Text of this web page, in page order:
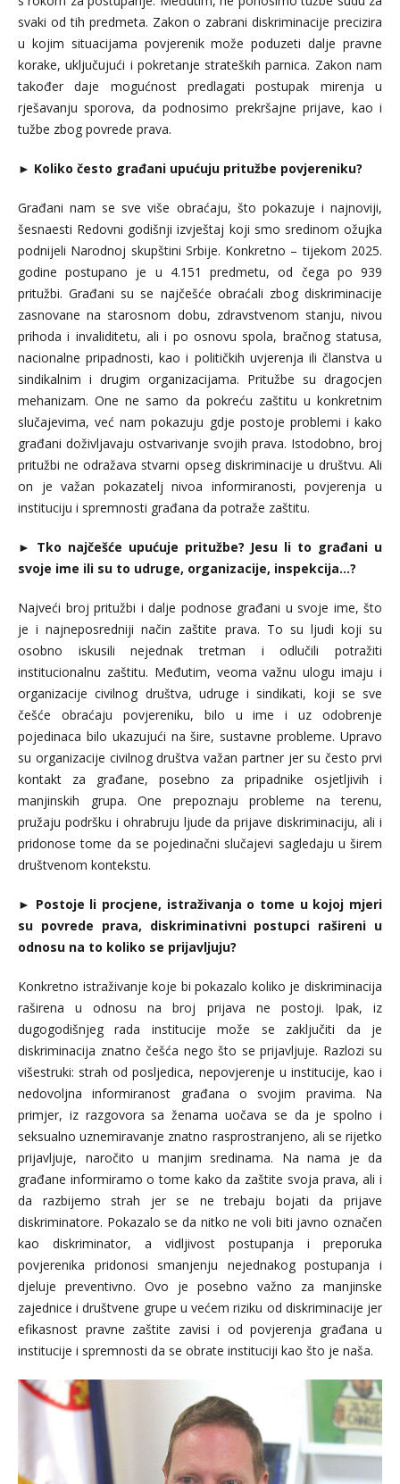
svaki od tih predmeta. Zakon o zabrani diskriminacije precizira
u kojim situacijama povjerenik može poduzeti dalje pravne
korake, uključujući i pokretanje strateških parnica. Zakon nam
također daje mogućnost predlagati postupak mirenja u
rješavanju sporova, da podnosimo prekršajne prijave, kao i
tužbe zbog povrede prava.
► Koliko često građani upućuju pritužbe povjereniku?
Građani nam se sve više obraćaju, što pokazuje i najnoviji,
šesnaesti Redovni godišnji izvještaj koji smo sredinom ožujka
podnijeli Narodnoj skupštini Srbije. Konkretno – tijekom 2025.
godine postupano je u 4.151 predmetu, od čega po 939
pritužbi. Građani su se najčešće obraćali zbog diskriminacije
zasnovane na starosnom dobu, zdravstvenom stanju, nivou
prihoda i invaliditetu, ali i po osnovu spola, bračnog statusa,
nacionalne pripadnosti, kao i političkih uvjerenja ili članstva u
sindikalnim i drugim organizacijama. Pritužbe su dragocjen
mehanizam. One ne samo da pokreću zaštitu u konkretnim
slučajevima, već nam pokazuju gdje postoje problemi i kako
građani doživljavaju ostvarivanje svojih prava. Istodobno, broj
pritužbi ne odražava stvarni opseg diskriminacije u društvu. Ali
on je važan pokazatelj nivoa informiranosti, povjerenja u
instituciju i spremnosti građana da potraže zaštitu.
► Tko najčešće upućuje pritužbe? Jesu li to građani u
svoje ime ili su to udruge, organizacije, inspekcija...?
Najveći broj pritužbi i dalje podnose građani u svoje ime, što
je i najneposredniji način zaštite prava. To su ljudi koji su
osobno iskusili nejednak tretman i odlučili potražiti
institucionalnu zaštitu. Međutim, veoma važnu ulogu imaju i
organizacije civilnog društva, udruge i sindikati, koji se sve
češće obraćaju povjereniku, bilo u ime i uz odobrenje
pojedinaca bilo ukazujući na šire, sustavne probleme. Upravo
su organizacije civilnog društva važan partner jer su često prvi
kontakt za građane, posebno za pripadnike osjetljivih i
manjinskih grupa. One prepoznaju probleme na terenu,
pružaju podršku i ohrabruju ljude da prijave diskriminaciju, ali i
pridonose tome da se pojedinačni slučajevi sagledaju u širem
društvenom kontekstu.
► Postoje li procjene, istraživanja o tome u kojoj mjeri
su povrede prava, diskriminativni postupci rašireni u
odnosu na to koliko se prijavljuju?
Konkretno istraživanje koje bi pokazalo koliko je diskriminacija
raširena u odnosu na broj prijava ne postoji. Ipak, iz
dugogodišnjeg rada institucije može se zaključiti da je
diskriminacija znatno češća nego što se prijavljuje. Razlozi su
višestruki: strah od posljedica, nepovjerenje u institucije, kao i
nedovoljna informiranost građana o svojim pravima. Na
primjer, iz razgovora sa ženama uočava se da je spolno i
seksualno uznemiravanje znatno rasprostranjeno, ali se rijetko
prijavljuje, naročito u manjim sredinama. Na nama je da
građane informiramo o tome kako da zaštite svoja prava, ali i
da razbijemo strah jer se ne trebaju bojati da prijave
diskriminatore. Pokazalo se da nitko ne voli biti javno označen
kao diskriminator, a vidljivost postupanja i preporuka
povjerenika pridonosi smanjenju nejednakog postupanja i
djeluje preventivno. Ovo je posebno važno za manjinske
zajednice i društvene grupe u većem riziku od diskriminacije jer
efikasnost pravne zaštite zavisi i od povjerenja građana u
institucije i spremnosti da se obrate instituciji kao što je naša.